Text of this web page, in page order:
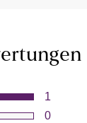
1
0